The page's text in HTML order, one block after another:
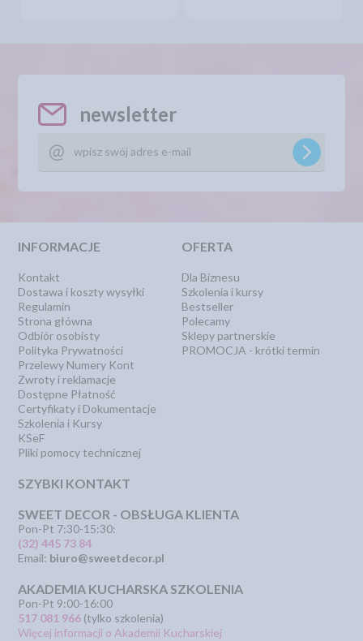
newsletter
INFORMACJE
Kontakt
Dostawa i koszty wysyłki
Regulamin
Strona główna
Odbiór osobisty
Polityka Prywatności
Przelewy Numery Kont
Zwroty i reklamacje
Dostępne Płatność
Certyfikaty i Dokumentacje
Szkolenia i Kursy
KSeF
Pliki pomocy technicznej
OFERTA
Dla Biznesu
Szkolenia i kursy
Bestseller
Polecamy
Sklepy partnerskie
PROMOCJA - krótki termin
SZYBKI KONTAKT
SWEET DECOR - OBSŁUGA KLIENTA
Pon-Pt 7:30-15:30:
(32) 445 73 84
Email: biuro@sweetdecor.pl
AKADEMIA KUCHARSKA SZKOLENIA
Pon-Pt 9:00-16:00
517 081 966 (tylko szkolenia)
Więcej informacji o Akademii Kucharskiej